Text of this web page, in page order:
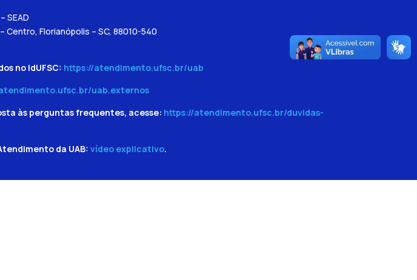
SEAD
Centro, Florianópolis – SC, 88010-540
no IdUFSC: https://atendimento.ufsc.br/uab
uab.externos
às perguntas frequentes, acesse: https://atendimento.ufsc.br/duvidas-
da UAB: vídeo explicativo.